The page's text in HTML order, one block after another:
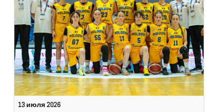
13 июля 2026